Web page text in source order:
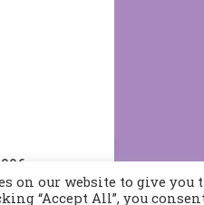
€
on our website to give
“Accept All”, you